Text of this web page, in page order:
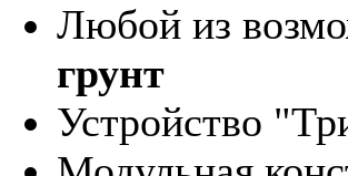
Любой из
грунт
Устройство